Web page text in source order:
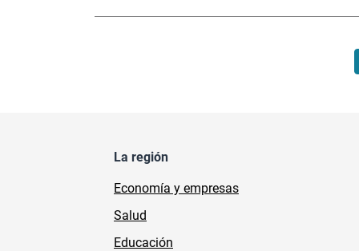
La región
Economía y empresas
Salud
Educación